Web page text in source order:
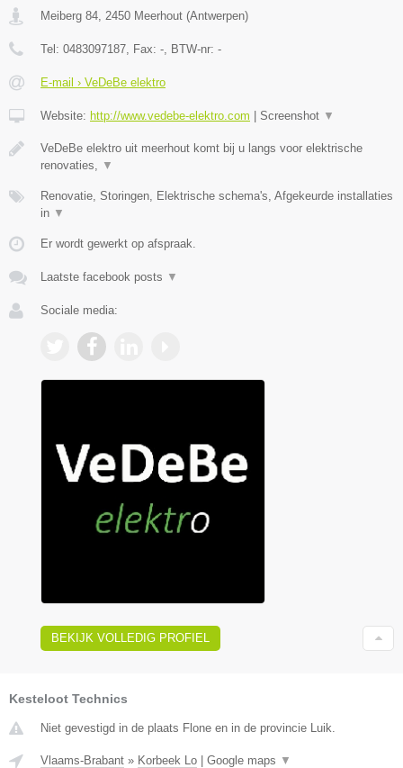
Meiberg 84 2450 Meerhout (Antwerpen)
Tel: 0483097187 , Fax: - , BTW-nr: -
E-mail › VeDeBe elektro
Website: http://www.vedebe-elektro.com | Screenshot ▼
VeDeBe elektro uit meerhout komt bij u langs voor elektrische
renovaties,
▼
Renovatie, Storingen, Elektrische schema's, Afgekeurde installaties
in ▼
Er wordt gewerkt op afspraak.
Laatste facebook posts ▼
Sociale media:
BEKIJK VOLLEDIG PROFIEL
Kesteloot Technics
Niet gevestigd in de plaats Flone en in de provincie Luik.
Vlaams-Brabant » Korbeek Lo | Google maps ▼